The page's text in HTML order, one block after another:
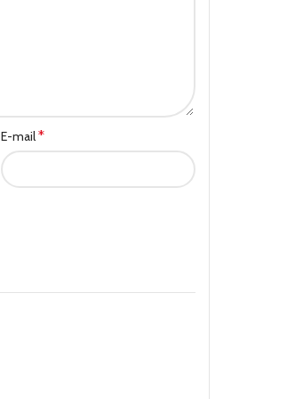
E-mail*